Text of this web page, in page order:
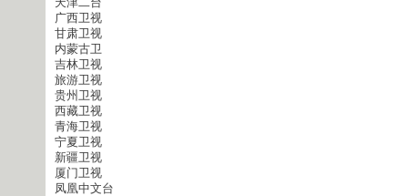
广西卫视
甘肃卫视
内蒙古卫
吉林卫视
旅游卫视
贵州卫视
西藏卫视
青海卫视
宁夏卫视
新疆卫视
厦门卫视
凤凰中文台